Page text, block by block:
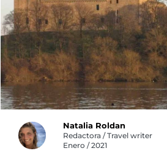
Natalia Roldan
Redactora / Travel writer
Enero / 2021